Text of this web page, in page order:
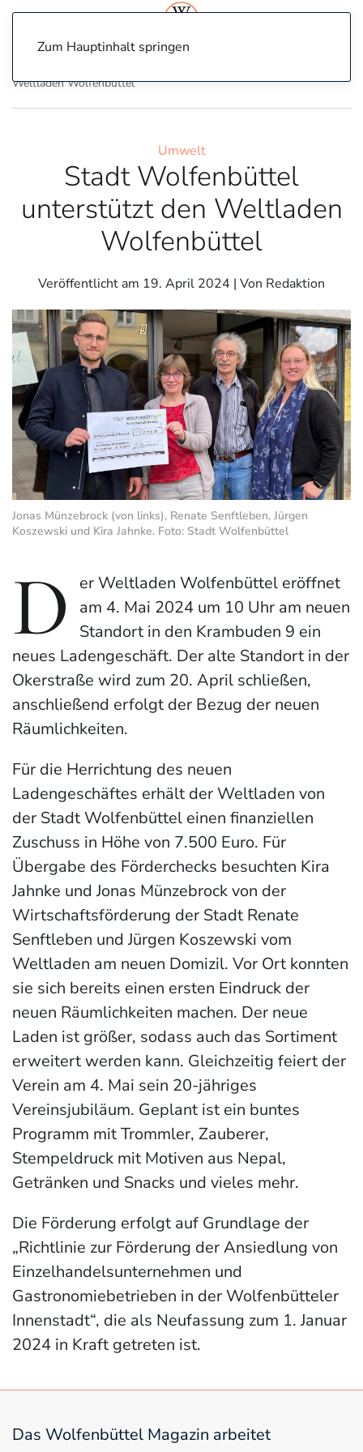
Zum Hauptinhalt springen
Weltladen Wolfenbüttel
Umwelt
Stadt Wolfenbüttel
unterstützt den Weltladen
Wolfenbüttel
Veröffentlicht am 19. April 2024 | Von Redaktion
Jonas Münzebrock (von links), Renate Senftleben, Jürgen
Koszewski und Kira Jahnke. Foto: Stadt Wolfenbüttel
D
er Weltladen Wolfenbüttel eröffnet
am 4. Mai 2024 um 10 Uhr am neuen
Standort in den Krambuden 9 ein
neues Ladengeschäft. Der alte Standort in der
Okerstraße wird zum 20. April schließen,
anschließend erfolgt der Bezug der neuen
Räumlichkeiten.
Für die Herrichtung des neuen
Ladengeschäftes erhält der Weltladen von
der Stadt Wolfenbüttel einen finanziellen
Zuschuss in Höhe von 7.500 Euro. Für
Übergabe des Förderchecks besuchten Kira
Jahnke und Jonas Münzebrock von der
Wirtschaftsförderung der Stadt Renate
Senftleben und Jürgen Koszewski vom
Weltladen am neuen Domizil. Vor Ort konnten
sie sich bereits einen ersten Eindruck der
neuen Räumlichkeiten machen. Der neue
Laden ist größer, sodass auch das Sortiment
erweitert werden kann. Gleichzeitig feiert der
Verein am 4. Mai sein 20-jähriges
Vereinsjubiläum. Geplant ist ein buntes
Programm mit Trommler, Zauberer,
Stempeldruck mit Motiven aus Nepal,
Getränken und Snacks und vieles mehr.
Die Förderung erfolgt auf Grundlage der
„Richtlinie zur Förderung der Ansiedlung von
Einzelhandelsunternehmen und
Gastronomiebetrieben in der Wolfenbütteler
Innenstadt“, die als Neufassung zum 1. Januar
2024 in Kraft getreten ist.
Das Wolfenbüttel Magazin arbeitet